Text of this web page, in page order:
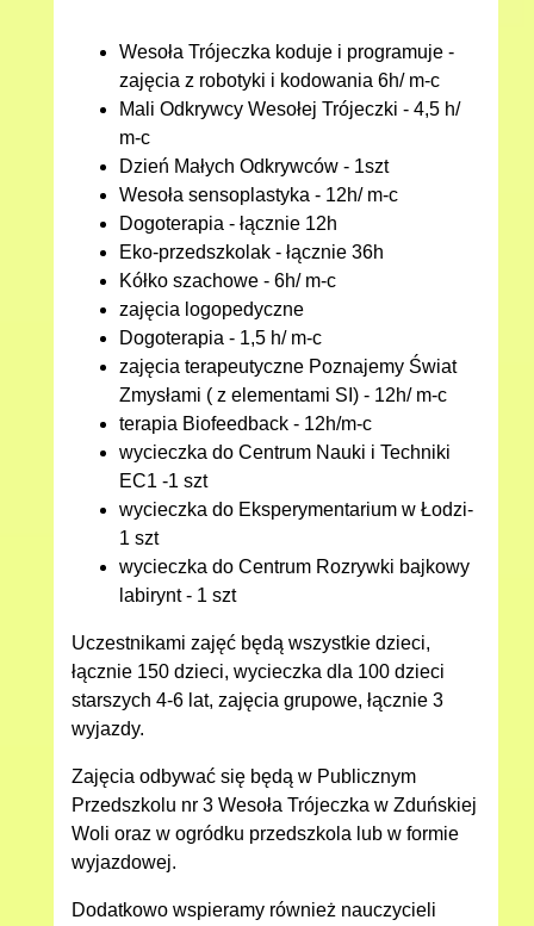
Wesoła Trójeczka koduje i programuje -
zajęcia z robotyki i kodowania 6h/ m-c
Mali Odkrywcy Wesołej Trójeczki - 4,5 h/
m-c
Dzień Małych Odkrywców - 1szt
Wesoła sensoplastyka - 12h/ m-c
Dogoterapia - łącznie 12h
Eko-przedszkolak - łącznie 36h
Kółko szachowe - 6h/ m-c
zajęcia logopedyczne
Dogoterapia - 1,5 h/ m-c
zajęcia terapeutyczne Poznajemy Świat
Zmysłami ( z elementami SI) - 12h/ m-c
terapia Biofeedback - 12h/m-c
wycieczka do Centrum Nauki i Techniki
EC1 -1 szt
wycieczka do Eksperymentarium w Łodzi-
1 szt
wycieczka do Centrum Rozrywki bajkowy
labirynt - 1 szt
Uczestnikami zajęć będą wszystkie dzieci,
łącznie 150 dzieci, wycieczka dla 100 dzieci
starszych 4-6 lat, zajęcia grupowe, łącznie 3
wyjazdy.
Zajęcia odbywać się będą w Publicznym
Przedszkolu nr 3 Wesoła Trójeczka w Zduńskiej
Woli oraz w ogródku przedszkola lub w formie
wyjazdowej.
Dodatkowo wspieramy również nauczycieli